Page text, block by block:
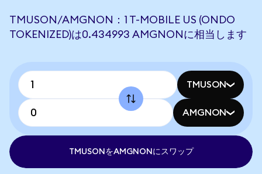
TMUSON/AMGNON：1 T-MOBILE US (ONDO
TOKENIZED)は0.434993 AMGNONに相当します
TMUSON
AMGNON
TMUSONをAMGNONにスワップ